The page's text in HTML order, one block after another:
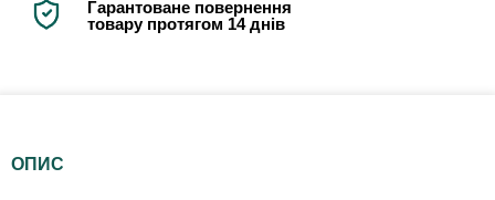
Гарантоване повернення
товару протягом 14 днів
ОПИС